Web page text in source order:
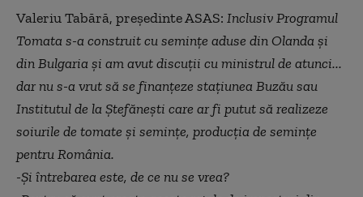
Valeriu Tabără, președinte ASAS: Inclusiv Programul
Tomata s-a construit cu semințe aduse din Olanda și
din Bulgaria și am avut discuții cu ministrul de atunci...
dar nu s-a vrut să se finanțeze stațiunea Buzău sau
Institutul de la Ștefănești care ar fi putut să realizeze
soiurile de tomate și semințe, producția de semințe
pentru România.
-Și întrebarea este, de ce nu se vrea?